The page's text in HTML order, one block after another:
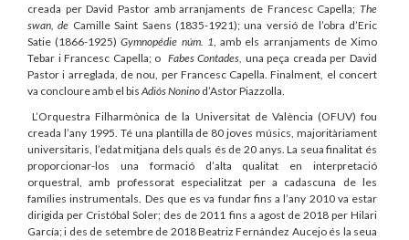
creada per David Pastor amb arranjaments de Francesc Capella; The
swan, de Camille Saint Saens (1835-1921); una versió de l’obra d’Eric
Satie (1866-1925)Gymnopédie núm. 1, amb els arranjaments de Ximo
Tebar i Francesc Capella; o Fabes Contades, una peça creada per David
Pastor i arreglada, de nou, per Francesc Capella. Finalment, el concert
va concloure amb el bisAdiós Nonino d’Astor Piazzolla.
L’Orquestra Filharmònica de la Universitat de València (OFUV) fou
creada l’any 1995. Té una plantilla de 80 joves músics, majoritàriament
universitaris, l’edat mitjana dels quals és de 20 anys. La seua finalitat és
proporcionar-los una formació d’alta qualitat en interpretació
orquestral, amb professorat especialitzat per a cadascuna de les
famílies instrumentals. Des que es va fundar fins a l’any 2010 va estar
dirigida per Cristóbal Soler; des de 2011 fins a agost de 2018 per Hilari
García; i des de setembre de 2018 Beatriz Fernández Aucejo és la seua